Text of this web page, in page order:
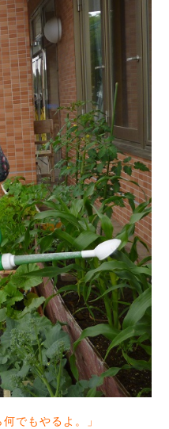
でもやるよ。」